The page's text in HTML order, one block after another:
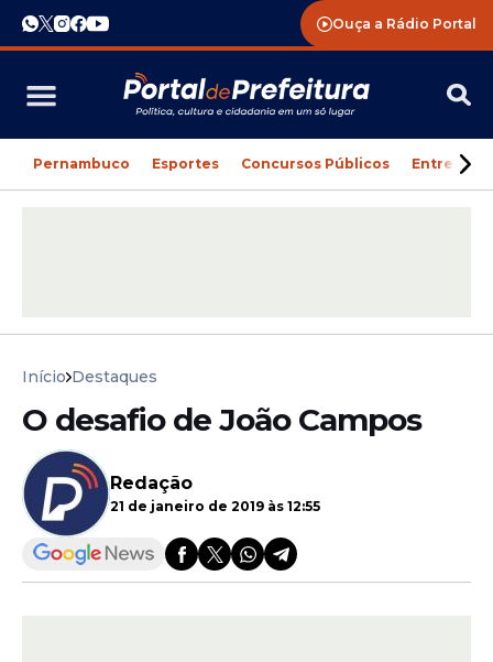
Ouça a Rádio Portal
Pernambuco Esportes Concursos Públicos
Início Destaques
O desafio de João Campos
Redação
21 de janeiro de 2019 às 12:55